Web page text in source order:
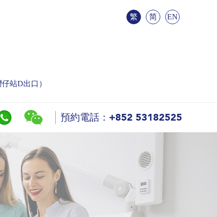
站D出口）
繁 简 EN
預約電話：+852 53182525